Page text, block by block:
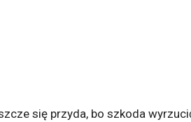
się przyda, bo szkoda